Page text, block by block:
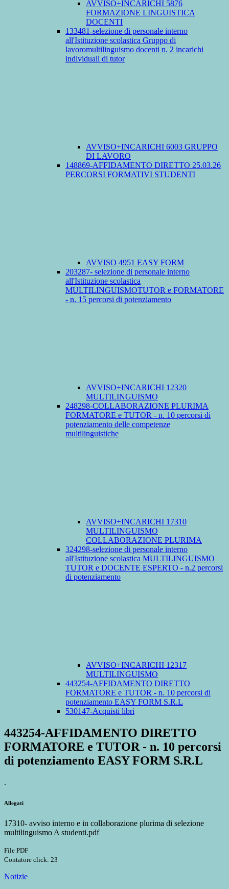
AVVISO+INCARICHI 5876
FORMAZIONE LINGUISTICA
DOCENTI
133481-selezione di personale interno
all'Istituzione scolastica Gruppo di
lavoromultilinguismo docenti n. 2 incarichi
individuali di tutor
AVVISO+INCARICHI 6003 GRUPPO
DI LAVORO
148869-AFFIDAMENTO DIRETTO 25.03.26
PERCORSI FORMATIVI STUDENTI
AVVISO 4951 EASY FORM
203287- selezione di personale interno
all'Istituzione scolastica
MULTILINGUISMOTUTOR e FORMATORE
- n. 15 percorsi di potenziamento
AVVISO+INCARICHI 12320
MULTILINGUISMO
248298-COLLABORAZIONE PLURIMA
FORMATORE e TUTOR - n. 10 percorsi di
potenziamento delle competenze
multilinguistiche
AVVISO+INCARICHI 17310
MULTILINGUISMO
COLLABORAZIONE PLURIMA
324298-selezione di personale interno
all'Istituzione scolastica MULTILINGUISMO
TUTOR e DOCENTE ESPERTO - n.2 percorsi
di potenziamento
AVVISO+INCARICHI 12317
MULTILINGUISMO
443254-AFFIDAMENTO DIRETTO
FORMATORE e TUTOR - n. 10 percorsi di
potenziamento EASY FORM S.R.L
530147-Acquisti libri
443254-AFFIDAMENTO DIRETTO
FORMATORE e TUTOR - n. 10 percorsi
di potenziamento EASY FORM S.R.L
.
Allegati
17310- avviso interno e in collaborazione plurima di selezione
multilinguismo A studenti.pdf
File PDF
Contatore click: 23
Notizie